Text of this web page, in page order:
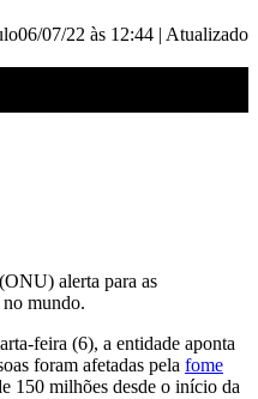
06/07/22 às 12:44 | Atualizado
(ONU) alerta para as
mundo.
feira (6), a entidade aponta
foram afetadas pela fome
150 milhões desde o início da